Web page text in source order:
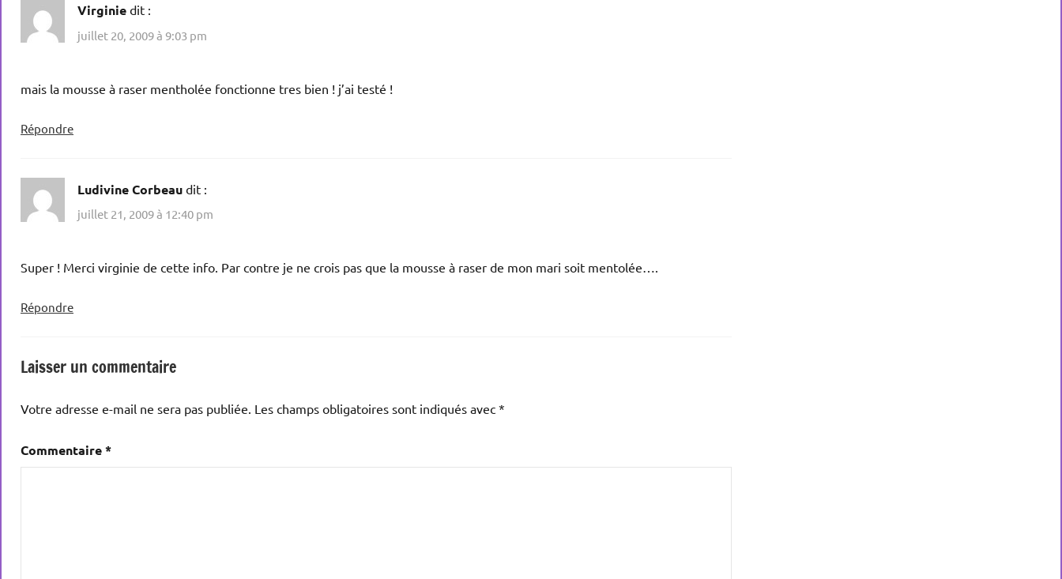
Virginie dit :
juillet 20, 2009 à 9:03 pm
mais la mousse à raser mentholée fonctionne tres bien ! j’ai testé !
Répondre
Ludivine Corbeau dit :
juillet 21, 2009 à 12:40 pm
Super ! Merci virginie de cette info. Par contre je ne crois pas que la mousse à raser de mon mari soit mentolée….
Répondre
Laisser un commentaire
Votre adresse e-mail ne sera pas publiée. Les champs obligatoires sont indiqués avec *
Commentaire*